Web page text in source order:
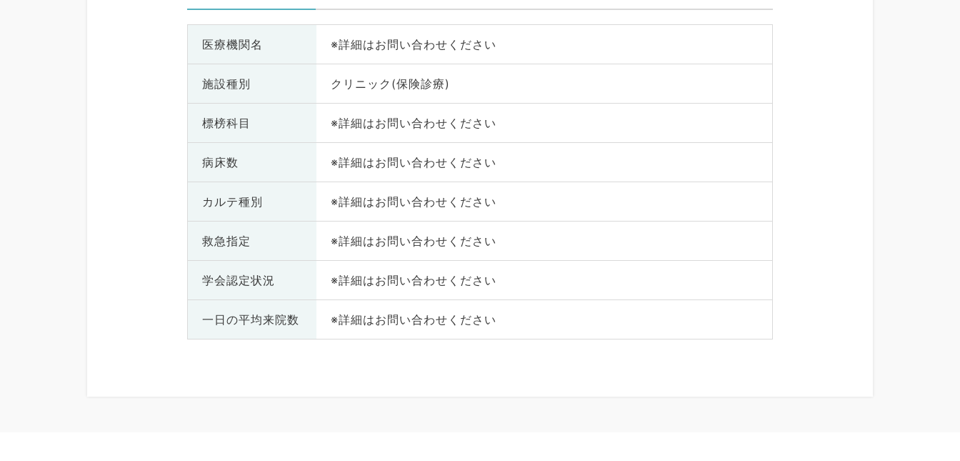
医療機関名 ※詳細はお問い合わせください
施設種別 クリニック(保険診療)
標榜科目 ※詳細はお問い合わせください
病床数 ※詳細はお問い合わせください
カルテ種別 ※詳細はお問い合わせください
救急指定 ※詳細はお問い合わせください
学会認定状況 ※詳細はお問い合わせください
一日の平均来院数 ※詳細はお問い合わせください